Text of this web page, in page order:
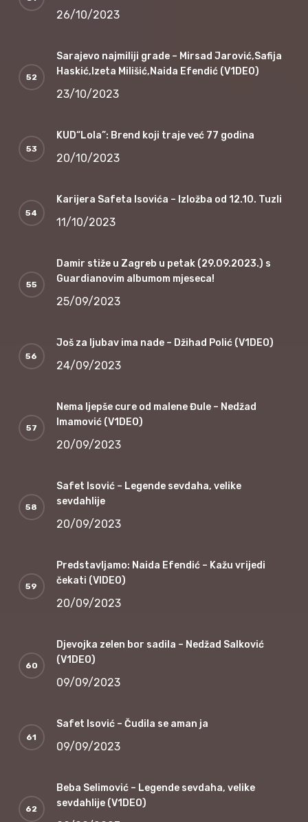
26/10/2023
Sarajevo najmiliji grade – Mirsad Jarović,Safija
Haskić,Izeta Milišić,Naida Efendić (V1DEO)
23/10/2023
KUD“Lola”: Brend koji traje već 77 godina
20/10/2023
Karijera Safeta Isovića – Izložba od 12.10. Tuzli
11/10/2023
Damir stiže u Zagreb u petak (29.09.2023.) s
Guardianovim albumom mjeseca!
25/09/2023
Još za ljubav ima nade – Džihad Polić (V1DEO)
24/09/2023
Nema ljepše cure od malene Đule – Nedžad
Imamović (V1DEO)
20/09/2023
Safet Isović – Legende sevdaha, velike
sevdahlije
20/09/2023
Predstavljamo: Naida Efendić – Kažu vrijedi
čekati (VIDEO)
20/09/2023
Djevojka zelen bor sadila – Nedžad Salković
(V1DEO)
09/09/2023
Safet Isović – Čudila se aman ja
09/09/2023
Beba Selimović – Legende sevdaha, velike
sevdahlije (V1DEO)